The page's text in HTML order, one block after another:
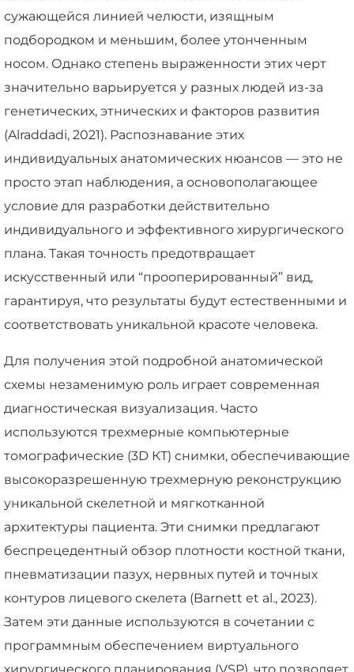
сужающейся линией челюсти, изящным
подбородком и меньшим, более утонченным
носом. Однако степень выраженности этих черт
значительно варьируется у разных людей из-за
генетических, этнических и факторов развития
(Alraddadi, 2021). Распознавание этих
индивидуальных анатомических нюансов — это не
просто этап наблюдения, а основополагающее
условие для разработки действительно
индивидуального и эффективного хирургического
плана. Такая точность предотвращает
искусственный или “прооперированный” вид,
гарантируя, что результаты будут естественными и
соответствовать уникальной красоте человека.
Для получения этой подробной анатомической
схемы незаменимую роль играет современная
диагностическая визуализация. Часто
используются трехмерные компьютерные
томографические (3D КТ) снимки, обеспечивающие
высокоразрешенную трехмерную реконструкцию
уникальной скелетной и мягкотканной
архитектуры пациента. Эти снимки предлагают
беспрецедентный обзор плотности костной ткани,
пневматизации пазух, нервных путей и точных
контуров лицевого скелета (Barnett et al., 2023).
Затем эти данные используются в сочетании с
программным обеспечением виртуального